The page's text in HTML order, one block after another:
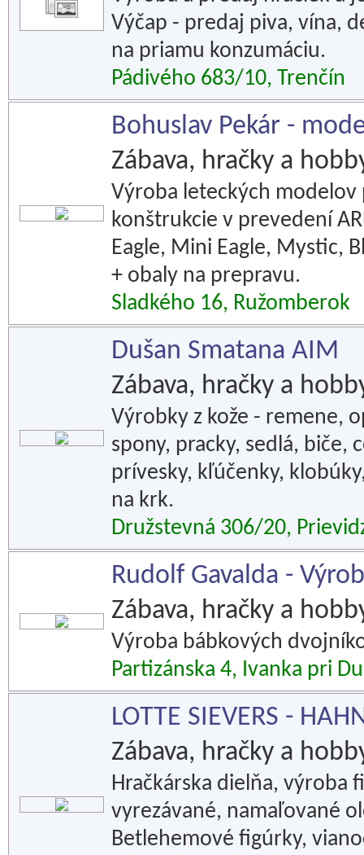
Výčap - predaj piva, vína,
na priamu konzumáciu.
Pádivého 683/10, Trenčín
Bohuslav Pekár -
Zábava, hračky a
Výroba leteckých
konštrukcie v prevedení
Eagle, Mini Eagle, Mystic,
+ obaly na prepravu.
Sladkého 16, Ružomberok
Dušan Smatana AIM
Zábava, hračky a
Výrobky z kože - remene,
spony, pracky, sedlá, biče,
prívesky, kľúčenky,
na krk.
Družstevná 306/20,
Rudolf Gavalda -
Zábava, hračky a
Výroba bábkových
Partizánska 4, Ivanka pri
LOTTE SIEVERS -
Zábava, hračky a
Hračkárska dielňa, výroba
vyrezávané, namaľované
Betlehemové figúrky,